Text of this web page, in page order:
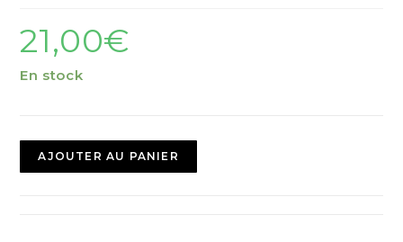
21,00€
En stock
AJOUTER AU PANIER